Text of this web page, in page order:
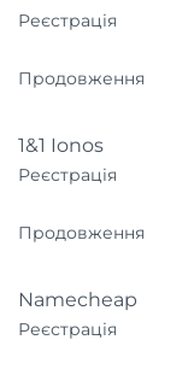
Реєстрація
Продовження
1&1 Ionos
Реєстрація
Продовження
Namecheap
Реєстрація